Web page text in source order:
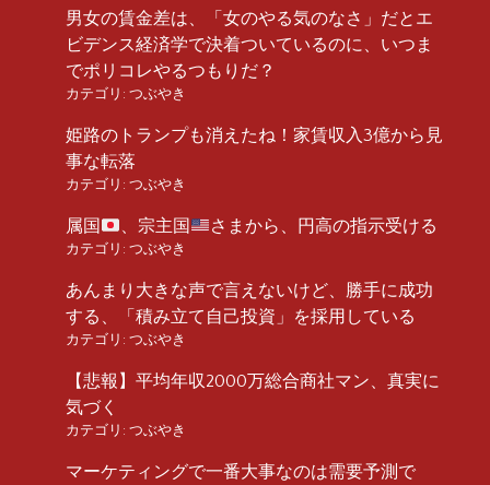
男女の賃金差は、「女のやる気のなさ」だとエ
ビデンス経済学で決着ついているのに、いつま
でポリコレやるつもりだ？
カテゴリ: つぶやき
姫路のトランプも消えたね！家賃収入3億から見
事な転落
カテゴリ: つぶやき
属国 、宗主国 さまから、円高の指示受ける
カテゴリ: つぶやき
あんまり大きな声で言えないけど、勝手に成功
する、「積み立て自己投資」を採用している
カテゴリ: つぶやき
【悲報】平均年収2000万総合商社マン、真実に
気づく
カテゴリ: つぶやき
マーケティングで一番大事なのは需要予測で